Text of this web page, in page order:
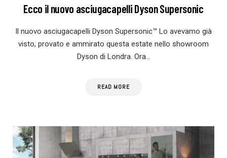
Ecco il nuovo asciugacapelli Dyson Supersonic
Il nuovo asciugacapelli Dyson Supersonic™ Lo avevamo già
visto, provato e ammirato questa estate nello showroom
Dyson di Londra. Ora…
READ MORE